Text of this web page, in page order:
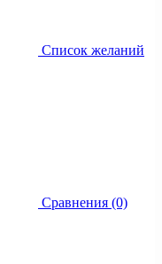
Список желаний
Сравнения (0)